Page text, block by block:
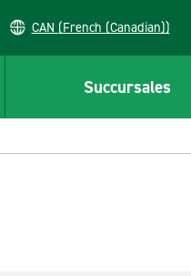
CAN (French (Canadian))
Succursales